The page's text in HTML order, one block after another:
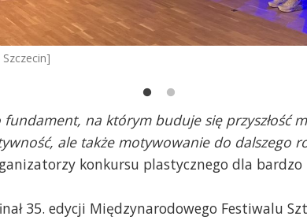
na którym buduje się przyszłość
ale także motywowanie do dalszego
konkursu plastycznego dla bardzo
35. edycji Międzynarodowego Festiwalu